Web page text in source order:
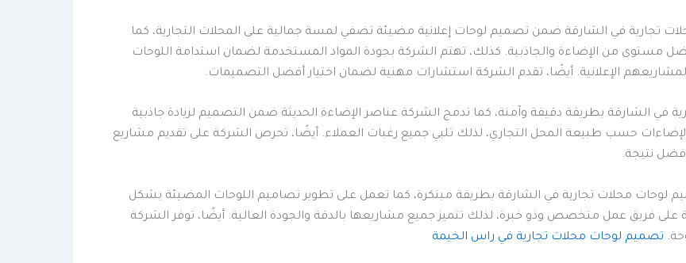
تجارية في الشارقة ضمن تصميم لوحات إعلانية مضيئة تضفي لمسة جمالية على المحلات التجارية، كما
مستوى من الإضاءة والجاذبية. كذلك، تهتم الشركة بجودة المواد المستخدمة لضمان استدامة اللوحات
لمشاريعهم الإعلانية. أيضًا، تقدم الشركة استشارات مهنية لضمان اختيار أفضل التصميمات.
في الشارقة بطريقة دقيقة وآمنة، كما تدمج الشركة عناصر الإضاءة الحديثة ضمن التصميم لزيادة جاذبية
حسب طبيعة المحل التجاري، لذلك تلبي جميع رغبات العملاء. أيضًا، تحرص الشركة على تقديم مشاريع
نتيجة.
لوحات محلات تجارية في الشارقة بطريقة مبتكرة، كما تعمل على تطوير تصاميم اللوحات المضيئة بشكل
فريق عمل متخصص وذو خبرة، لذلك تتميز جميع مشاريعها بالدقة والجودة العالية. أيضًا، توفر الشركة
تصميم لوحات محلات تجارية في راس الخيمة